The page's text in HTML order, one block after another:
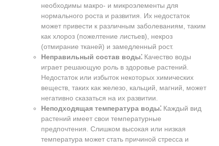
необходимы макро- и микроэлементы для
нормального роста и развития. Их недостаток
может привести к различным заболеваниям, таким
как хлороз (пожелтение листьев), некроз
(отмирание тканей) и замедленный рост.
Неправильный состав воды⁚ Качество воды
играет решающую роль в здоровье растений.
Недостаток или избыток некоторых химических
веществ, таких как железо, кальций, магний, может
негативно сказаться на их развитии.
Неподходящая температура воды⁚ Каждый вид
растений имеет свои температурные
предпочтения. Слишком высокая или низкая
температура может стать причиной стресса и